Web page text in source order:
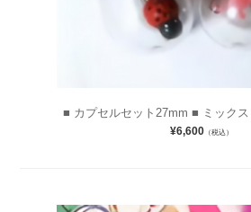
■ カプセルセット27mm ■ ミック
¥6,600 （税込）